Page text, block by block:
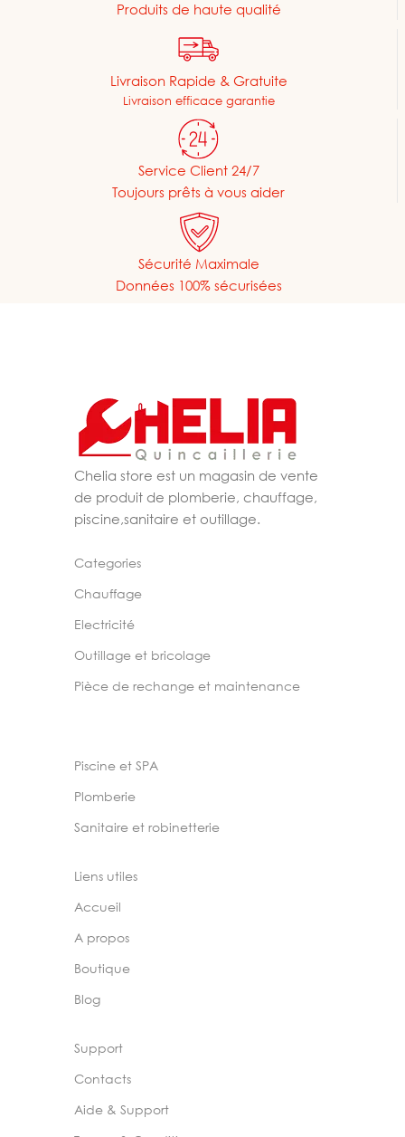
Produits de haute qualité
Livraison Rapide & Gratuite
Livraison efficace garantie
Service Client 24/7
Toujours prêts à vous aider
Sécurité Maximale
Données 100% sécurisées
Chelia store est un magasin de vente
de produit de plomberie, chauffage,
piscine,sanitaire et outillage.
Categories
Chauffage
Electricité
Outillage et bricolage
Pièce de rechange et maintenance
Piscine et SPA
Plomberie
Sanitaire et robinetterie
Liens utiles
Accueil
A propos
Boutique
Blog
Support
Contacts
Aide & Support